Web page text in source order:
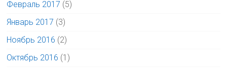
Февраль 2017 (5)
Январь 2017 (3)
Ноябрь 2016 (2)
Октябрь 2016 (1)